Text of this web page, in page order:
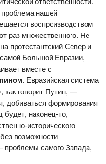
проблема нашей
воспроизводством
раз множественного. Не
протестантский Север и
Большой Евразии,
вместе с
. Евразийская система
как говорит Путин, —
добиваться формирования
будет, наконец-то,
исторического
возможности
проблемы самого Запада,